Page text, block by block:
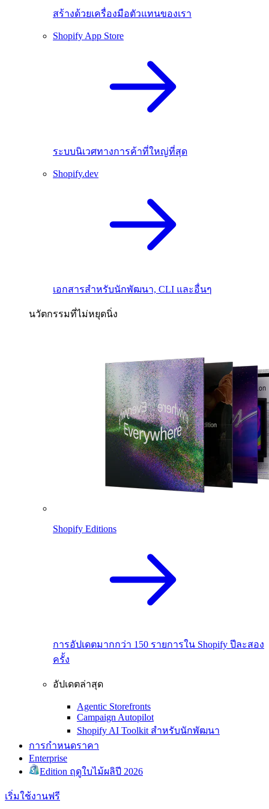
สร้างด้วยเครื่องมือตัวแทนของเรา
Shopify App Store
ระบบนิเวศทางการค้าที่ใหญ่ที่สุด
Shopify.dev
เอกสารสำหรับนักพัฒนา, CLI และอื่นๆ
นวัตกรรมที่ไม่หยุดนิ่ง
Shopify Editions
การอัปเดตมากกว่า 150 รายการใน Shopify ปีละสอง
ครั้ง
อัปเดตล่าสุด
Agentic Storefronts
Campaign Autopilot
Shopify AI Toolkit สำหรับนักพัฒนา
การกำหนดราคา
Enterprise
Edition ฤดูใบไม้ผลิปี 2026
เริ่มใช้งานฟรี